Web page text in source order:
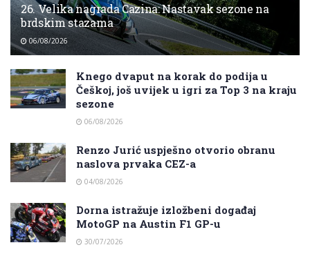
26. Velika nagrada Cazina: Nastavak sezone na
brdskim stazama
06/08/2026
Knego dvaput na korak do podija u
Češkoj, još uvijek u igri za Top 3 na kraju
sezone
06/08/2026
Renzo Jurić uspješno otvorio obranu
naslova prvaka CEZ-a
04/08/2026
Dorna istražuje izložbeni događaj
MotoGP na Austin F1 GP-u
30/07/2026